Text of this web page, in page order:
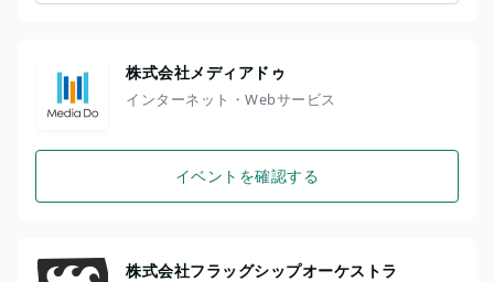
株式会社メディアドゥ
インターネット・Webサービス
イベントを確認する
株式会社フラッグシップオーケストラ